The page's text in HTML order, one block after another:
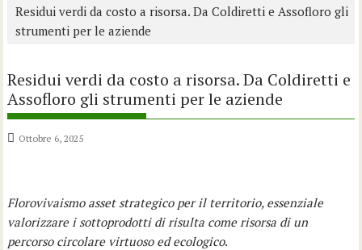
Residui verdi da costo a risorsa. Da Coldiretti e Assofloro gli
strumenti per le aziende
Residui verdi da costo a risorsa. Da Coldiretti e
Assofloro gli strumenti per le aziende
Ottobre 6, 2025
Florovivaismo asset strategico per il territorio, essenziale
valorizzare i sottoprodotti di risulta come risorsa di un
percorso circolare virtuoso ed ecologico.